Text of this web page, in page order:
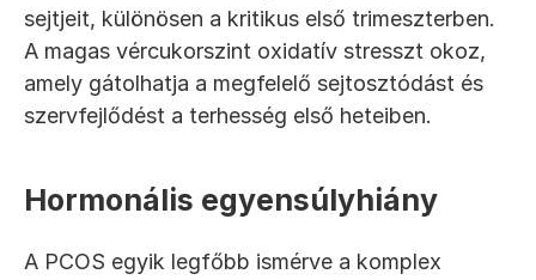
sejtjeit, különösen a kritikus első trimeszterben.
A magas vércukorszint oxidatív stresszt okoz,
amely gátolhatja a megfelelő sejtosztódást és
szervfejlődést a terhesség első heteiben.
Hormonális egyensúlyhiány
A PCOS egyik legfőbb ismérve a komplex